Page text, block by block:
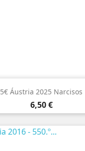
5€ Áustria 2025 Narcisos
Preço
6,50 €